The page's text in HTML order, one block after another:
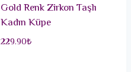
Gold Renk Zirkon Taşlı
Kadın Küpe
229.90₺